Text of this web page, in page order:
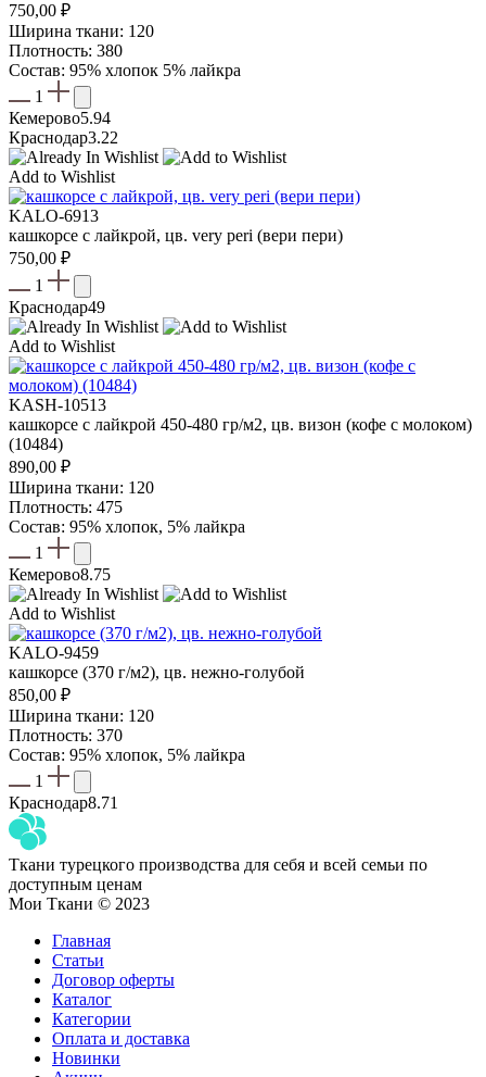
750,00 ₽
Ширина ткани: 120
Плотность: 380
Состав: 95% хлопок 5% лайкра
1
Кемерово5.94
Краснодар3.22
Add to Wishlist
KALO-6913
кашкорсе с лайкрой, цв. very peri (вери пери)
750,00 ₽
1
Краснодар49
Add to Wishlist
KASH-10513
кашкорсе с лайкрой 450-480 гр/м2, цв. визон (кофе с молоком)
(10484)
890,00 ₽
Ширина ткани: 120
Плотность: 475
Состав: 95% хлопок, 5% лайкра
1
Кемерово8.75
Add to Wishlist
KALO-9459
кашкорсе (370 г/м2), цв. нежно-голубой
850,00 ₽
Ширина ткани: 120
Плотность: 370
Состав: 95% хлопок, 5% лайкра
1
Краснодар8.71
Ткани турецкого производства для себя и всей семьи по
доступным ценам
Мои Ткани © 2023
Главная
Статьи
Договор оферты
Каталог
Категории
Оплата и доставка
Новинки